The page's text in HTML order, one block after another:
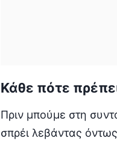
Κάθε πότε
Πριν μπούμε στη
σπρέι λεβάντας